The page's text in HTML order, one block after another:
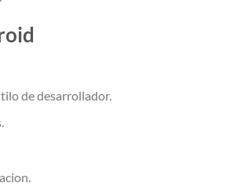
de desarrollador.